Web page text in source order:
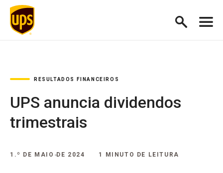
RESULTADOS FINANCEIROS
UPS anuncia dividendos
trimestrais
1.º DE MAIO DE 2024 1 MINUTO DE LEITURA